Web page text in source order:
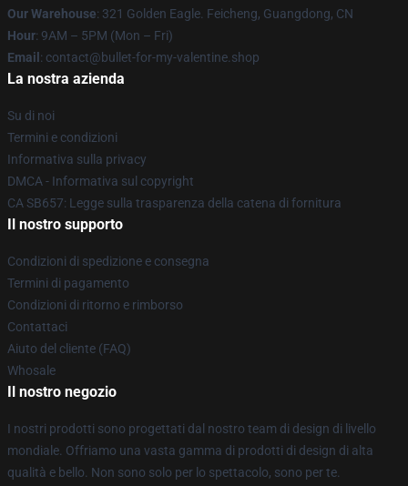
Our Warehouse: 321 Golden Eagle. Feicheng, Guangdong, CN
Hour: 9AM – 5PM (Mon – Fri)
Email : contact@bullet-for-my-valentine.shop
La nostra azienda
Su di noi
Termini e condizioni
Informativa sulla privacy
DMCA - Informativa sul copyright
CA SB657: Legge sulla trasparenza della catena di fornitura
Il nostro supporto
Condizioni di spedizione e consegna
Termini di pagamento
Condizioni di ritorno e rimborso
Contattaci
Aiuto del cliente (FAQ)
Whosale
Il nostro negozio
I nostri prodotti sono progettati dal nostro team di design di livello
mondiale. Offriamo una vasta gamma di prodotti di design di alta
qualità e bello. Non sono solo per lo spettacolo, sono per te.